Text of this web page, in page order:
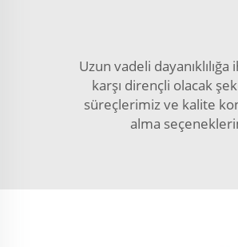
Uzun vadeli
karşı dirençli olacak
süreçlerimiz ve kalite
alma